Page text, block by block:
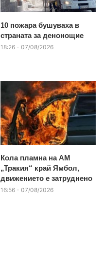
10 пожара бушуваха в
страната за денонощие
18:26 - 07/08/2026
Кола пламна на АМ
„Тракия“ край Ямбол,
движението е затруднено
16:56 - 07/08/2026